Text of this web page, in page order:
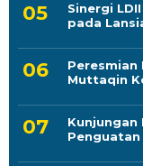
Sinergi
pada
Peresmian
Muttaqin
Kunjungan